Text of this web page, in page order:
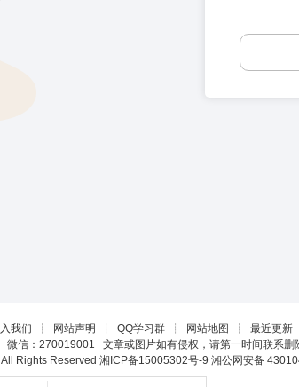
我们 ┊ 网站声明 ┊ QQ学习群 ┊ 网站地图 ┊ 最近更新
信：270019001 文章或图片如有侵权，请第一时间联系删
Rights Reserved 湘ICP备15005302号-9 湘公网安备